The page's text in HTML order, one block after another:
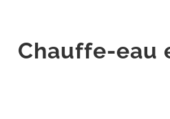
Chauffe-eau